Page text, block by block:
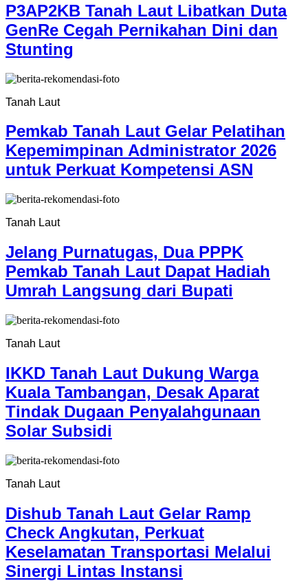
P3AP2KB Tanah Laut Libatkan Duta
GenRe Cegah Pernikahan Dini dan
Stunting
Tanah Laut
Pemkab Tanah Laut Gelar Pelatihan
Kepemimpinan Administrator 2026
untuk Perkuat Kompetensi ASN
Tanah Laut
Jelang Purnatugas, Dua PPPK
Pemkab Tanah Laut Dapat Hadiah
Umrah Langsung dari Bupati
Tanah Laut
IKKD Tanah Laut Dukung Warga
Kuala Tambangan, Desak Aparat
Tindak Dugaan Penyalahgunaan
Solar Subsidi
Tanah Laut
Dishub Tanah Laut Gelar Ramp
Check Angkutan, Perkuat
Keselamatan Transportasi Melalui
Sinergi Lintas Instansi